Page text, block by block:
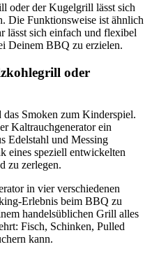
oder der Kugelgrill lässt sich
Die Funktionsweise ist ähnlich
lässt sich einfach und flexibel
Deinem BBQ zu erzielen.
oder
Smoken zum Kinderspiel.
Kaltrauchgenerator ein
Edelstahl und Messing
eines speziell entwickelten
zu zerlegen.
in vier verschiedenen
Erlebnis beim BBQ zu
handelsüblichen Grill alles
Fisch, Schinken, Pulled
kann.